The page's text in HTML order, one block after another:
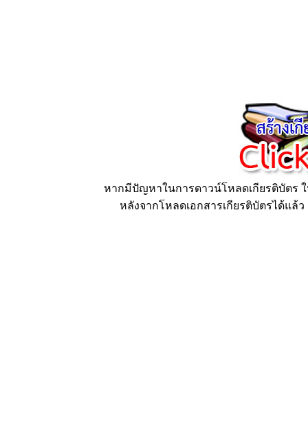
หากมีปัญหาในการดาวน์โหลดเกียรติบัตร
หลังจากโหลดเอกสารเกียรติบัตรได้แล้